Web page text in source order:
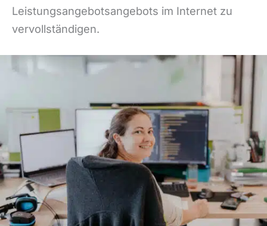
Leistungsangebotsangebots im Internet zu
vervollständigen.